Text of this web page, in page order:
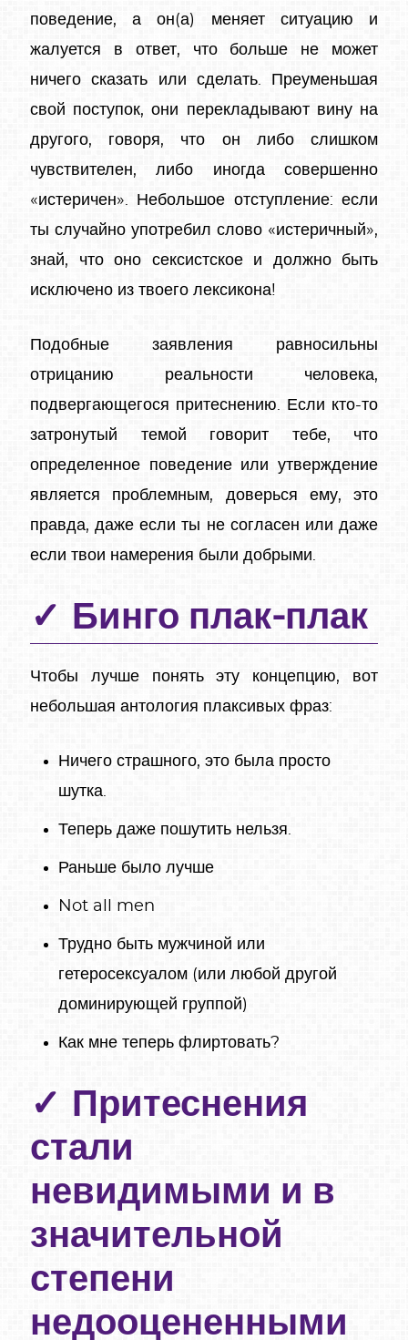
поведение, а он(а) меняет ситуацию и
жалуется в ответ, что больше не может
ничего сказать или сделать. Преуменьшая
свой поступок, они перекладывают вину на
другого, говоря, что он либо слишком
чувствителен, либо иногда совершенно
«истеричен». Небольшое отступление: если
ты случайно употребил слово «истеричный»,
знай, что оно сексистское и должно быть
исключено из твоего лексикона!
Подобные заявления равносильны
отрицанию реальности человека,
подвергающегося притеснению. Если кто-то
затронутый темой говорит тебе, что
определенное поведение или утверждение
является проблемным, доверься ему, это
правда, даже если ты не согласен или даже
если твои намерения были добрыми.
Бинго плак-плак
Чтобы лучше понять эту концепцию, вот
небольшая антология плаксивых фраз:
Ничего страшного, это была просто
шутка.
Теперь даже пошутить нельзя.
Раньше было лучше
Not all men
Трудно быть мужчиной или
гетеросексуалом (или любой другой
доминирующей группой)
Как мне теперь флиртовать?
Притеснения
стали
невидимыми и в
значительной
степени
недооцененными